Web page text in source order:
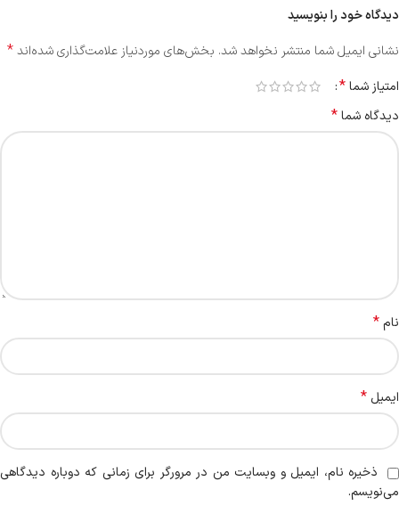
دیدگاه خود را بنویسید
نشانی ایمیل شما منتشر نخواهد شد. بخش‌های موردنیاز علامت‌گذاری شده‌اند*
امتیاز شما*
دیدگاه شما*
نام*
ایمیل *
ذخیره نام، ایمیل و وبسایت من در مرورگر برای زمانی که دوباره دیدگاهی
می‌نویسم.